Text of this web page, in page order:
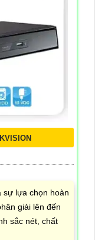
sự lựa chọn hoàn
giải lên đến
sắc nét, chất